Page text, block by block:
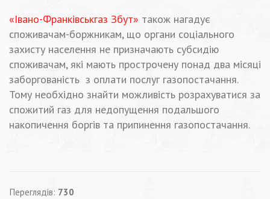
«Івано-Франківськгаз Збут» також нагадує
споживачам-боржникам, що органи соціального
захисту населення не призначають субсидію
споживачам, які мають прострочену понад два місяці
заборгованість з оплати послуг газопостачання.
Тому необхідно знайти можливість розрахуватися за
спожитий газ для недопущення подальшого
накопичення боргів та припинення газопостачання.
Переглядів: 730